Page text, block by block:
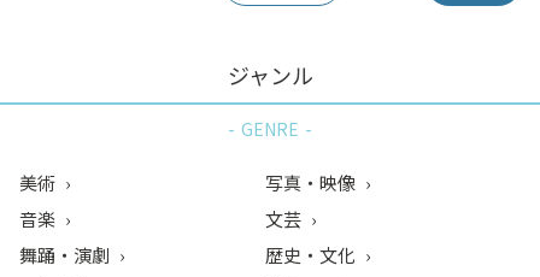
ジャンル
GENRE
美術
音楽
舞踊・演劇
写真・映像
文芸
歴史・文化